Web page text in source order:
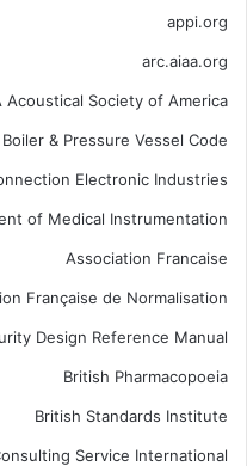
appi.org
arc.aiaa.org
Acoustical Society of America
Boiler & Pressure Vessel Code
Electronic Industries
of Medical Instrumentation
Association Francaise
Française de Normalisation
Design Reference Manual
British Pharmacopoeia
British Standards Institute
Service International